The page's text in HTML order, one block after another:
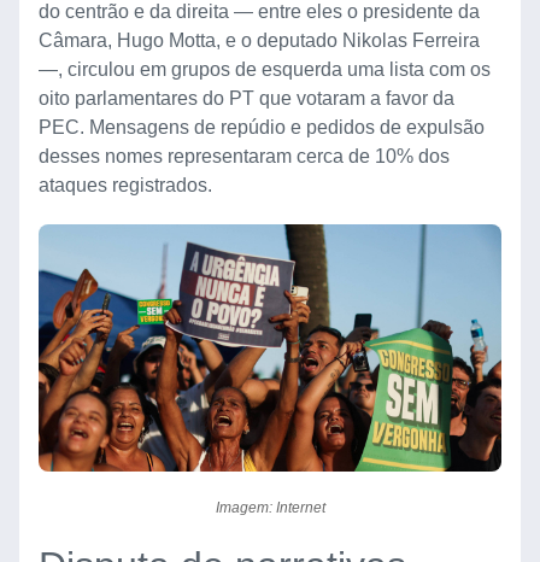
do centrão e da direita — entre eles o presidente da
Câmara, Hugo Motta, e o deputado Nikolas Ferreira
—, circulou em grupos de esquerda uma lista com os
oito parlamentares do PT que votaram a favor da
PEC. Mensagens de repúdio e pedidos de expulsão
desses nomes representaram cerca de 10% dos
ataques registrados.
Imagem: Internet